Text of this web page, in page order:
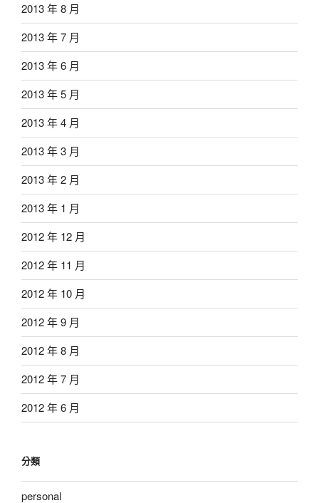
2013 年 8 月
2013 年 7 月
2013 年 6 月
2013 年 5 月
2013 年 4 月
2013 年 3 月
2013 年 2 月
2013 年 1 月
2012 年 12 月
2012 年 11 月
2012 年 10 月
2012 年 9 月
2012 年 8 月
2012 年 7 月
2012 年 6 月
分類
personal